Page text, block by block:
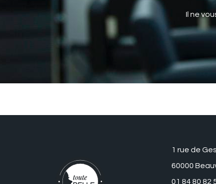
Il ne
1 rue de
60000
01 84 80 82